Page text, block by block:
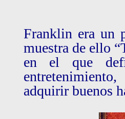
Franklin era un
muestra de ello
en el que
adquirir buenos